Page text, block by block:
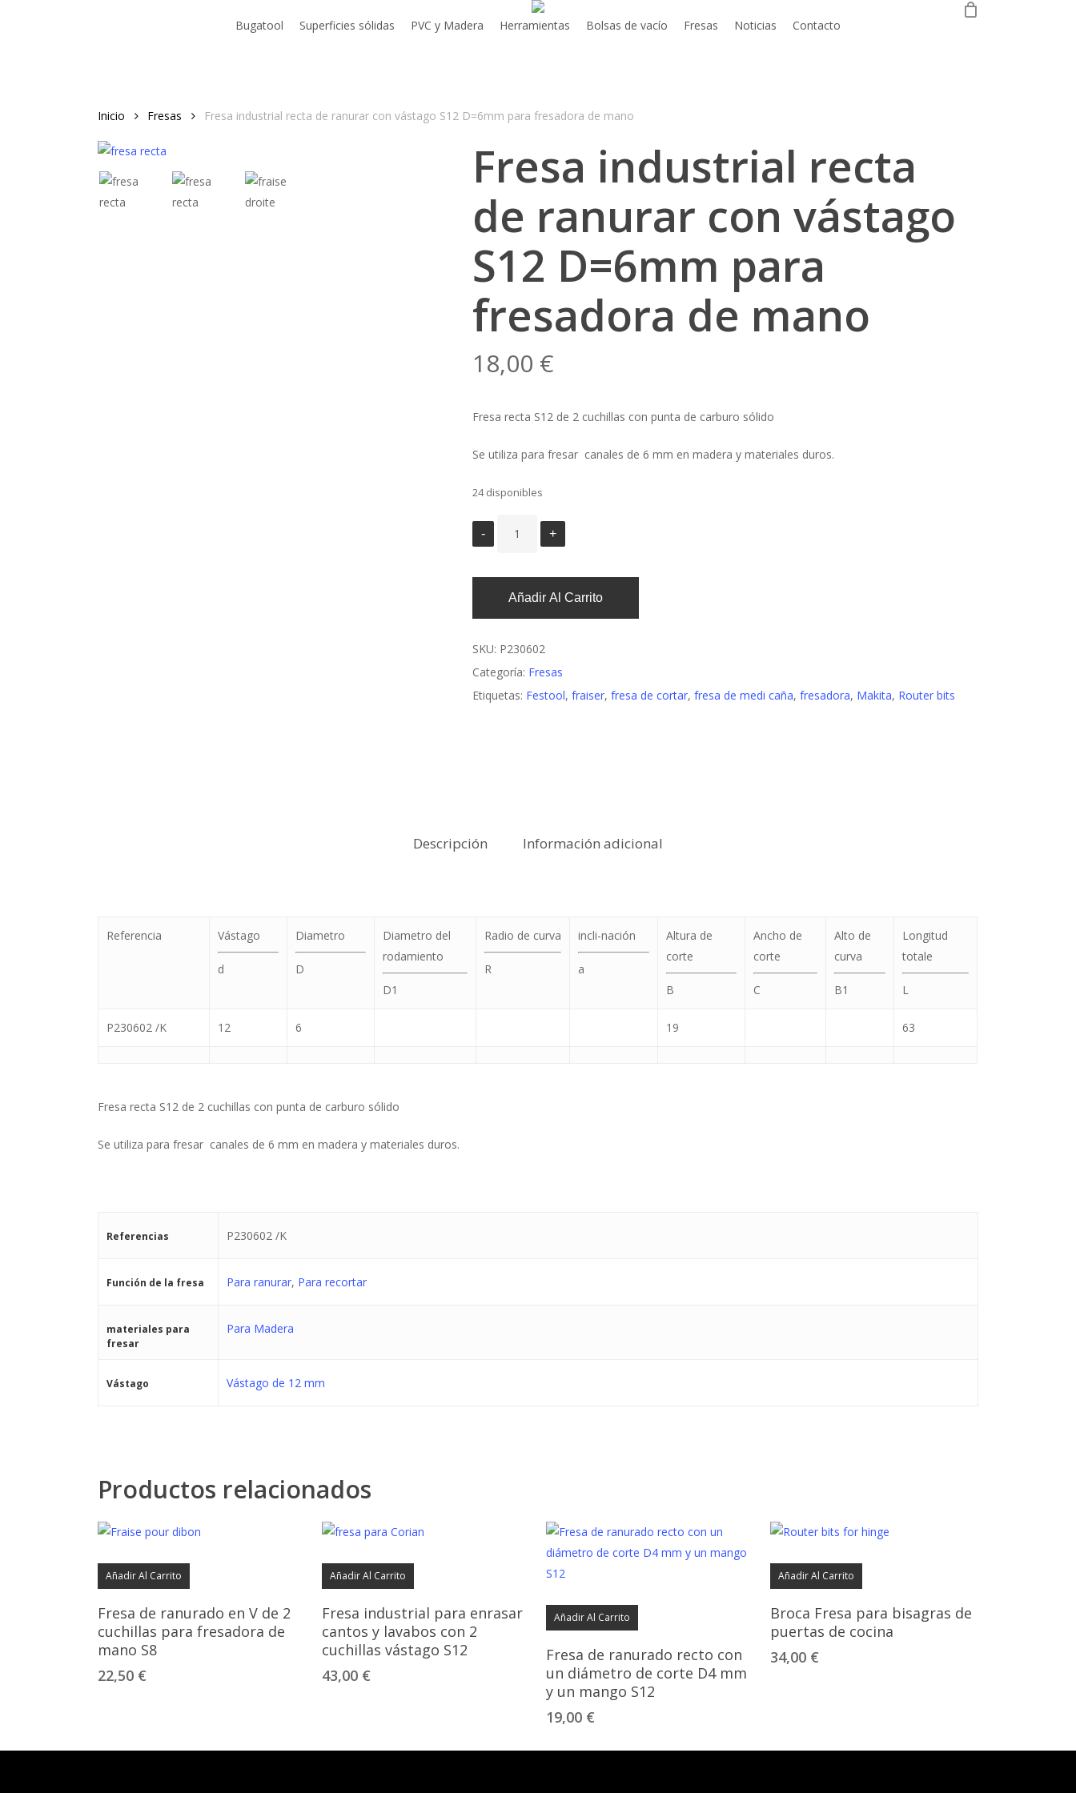
Bugatool Superficies sólidas PVC y Madera Herramientas Bolsas de vacío Fresas Noticias Contacto
Inicio Fresas Fresa industrial recta de ranurar con vástago S12 D=6mm para fresadora de mano
Fresa industrial recta
de ranurar con vástago
S12 D=6mm para
fresadora de mano
18,00 €
Fresa recta S12 de 2 cuchillas con punta de carburo sólido
Se utiliza para fresar canales de 6 mm en madera y materiales duros.
24 disponibles
Añadir Al Carrito
SKU: P230602
Categoría: Fresas
Etiquetas: Festool, fraiser, fresa de cortar, fresa de medi caña, fresadora, Makita, Router bits
Descripción Información adicional
Referencia Vástago
d
Diametro
D
Diametro del
rodamiento
D1
Radio de curva
R
incli-nación
a
Altura de
corte
B
Ancho de
corte
C
Alto de
curva
B1
Longitud
totale
L
P230602 /K 12 6 19 63
Fresa recta S12 de 2 cuchillas con punta de carburo sólido
Se utiliza para fresar canales de 6 mm en madera y materiales duros.
Referencias P230602 /K
Función de la fresa Para ranurar, Para recortar
materiales para
fresar
Para Madera
Vástago Vástago de 12 mm
Productos relacionados
Añadir Al Carrito
Fresa de ranurado en V de 2
cuchillas para fresadora de
mano S8
22,50 €
Añadir Al Carrito
Fresa industrial para enrasar
cantos y lavabos con 2
cuchillas vástago S12
43,00 €
Añadir Al Carrito
Fresa de ranurado recto con
un diámetro de corte D4 mm
y un mango S12
19,00 €
Añadir Al Carrito
Broca Fresa para bisagras de
puertas de cocina
34,00 €